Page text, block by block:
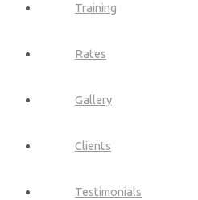
Training
Rates
Gallery
Clients
Testimonials